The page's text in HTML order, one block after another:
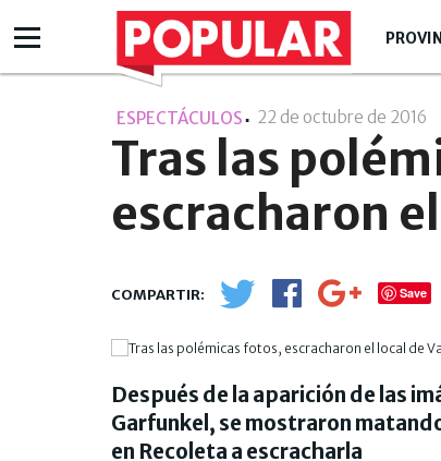
ESPECTÁCULOS 22 de octubre de 2016
Tras las
escracharon
Save
Después de la aparición de las
Garfunkel, se mostraron
en Recoleta a escracharla